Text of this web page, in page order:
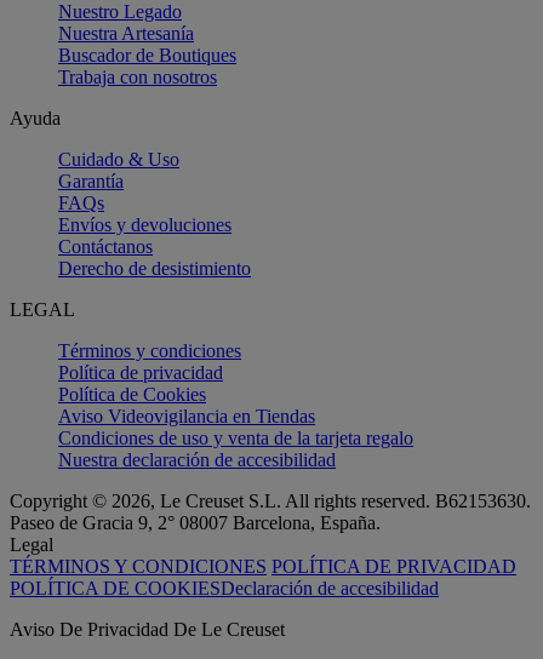
Nuestro Legado
Nuestra Artesanía
Buscador de Boutiques
Trabaja con nosotros
Ayuda
Cuidado & Uso
Garantía
FAQs
Envíos y devoluciones
Contáctanos
Derecho de desistimiento
LEGAL
Términos y condiciones
Política de privacidad
Política de Cookies
Aviso Videovigilancia en Tiendas
Condiciones de uso y venta de la tarjeta regalo
Nuestra declaración de accesibilidad
Copyright © 2026, Le Creuset S.L. All rights reserved. B62153630.
Paseo de Gracia 9, 2° 08007 Barcelona, España.
Legal
TÉRMINOS Y CONDICIONES POLÍTICA DE PRIVACIDAD
POLÍTICA DE COOKIESDeclaración de accesibilidad
Aviso De Privacidad De Le Creuset